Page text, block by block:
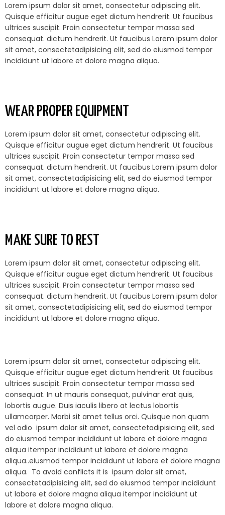
Lorem ipsum dolor sit amet, consectetur adipiscing elit.
Quisque efficitur augue eget dictum hendrerit. Ut faucibus
ultrices suscipit. Proin consectetur tempor massa sed
consequat. dictum hendrerit. Ut faucibus Lorem ipsum dolor
sit amet, consectetadipisicing elit, sed do eiusmod tempor
incididunt ut labore et dolore magna aliqua.
WEAR PROPER EQUIPMENT
Lorem ipsum dolor sit amet, consectetur adipiscing elit.
Quisque efficitur augue eget dictum hendrerit. Ut faucibus
ultrices suscipit. Proin consectetur tempor massa sed
consequat. dictum hendrerit. Ut faucibus Lorem ipsum dolor
sit amet, consectetadipisicing elit, sed do eiusmod tempor
incididunt ut labore et dolore magna aliqua.
MAKE SURE TO REST
Lorem ipsum dolor sit amet, consectetur adipiscing elit.
Quisque efficitur augue eget dictum hendrerit. Ut faucibus
ultrices suscipit. Proin consectetur tempor massa sed
consequat. dictum hendrerit. Ut faucibus Lorem ipsum dolor
sit amet, consectetadipisicing elit, sed do eiusmod tempor
incididunt ut labore et dolore magna aliqua.
Lorem ipsum dolor sit amet, consectetur adipiscing elit.
Quisque efficitur augue eget dictum hendrerit. Ut faucibus
ultrices suscipit. Proin consectetur tempor massa sed
consequat. In ut mauris consequat, pulvinar erat quis,
lobortis augue. Duis iaculis libero at lectus lobortis
ullamcorper. Morbi sit amet tellus orci. Quisque non quam
vel odio ipsum dolor sit amet, consectetadipisicing elit, sed
do eiusmod tempor incididunt ut labore et dolore magna
aliqua itempor incididunt ut labore et dolore magna
aliqua..eiusmod tempor incididunt ut labore et dolore magna
aliqua. To avoid conflicts it is ipsum dolor sit amet,
consectetadipisicing elit, sed do eiusmod tempor incididunt
ut labore et dolore magna aliqua itempor incididunt ut
labore et dolore magna aliqua.